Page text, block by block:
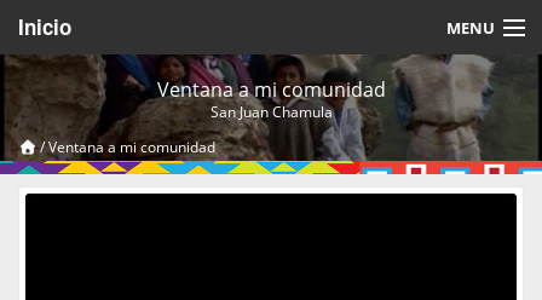
Inicio MENU
Acerca de
Videos Temáticos
Cerrar Sesión
Ventana a mi comunidad
San Juan Chamula
/Ventana a mi comunidad